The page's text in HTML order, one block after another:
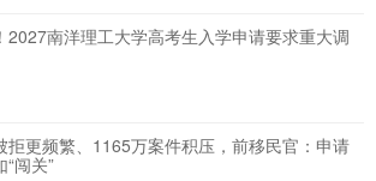
2027南洋理工大学高考生入学申请要求重大调
拒更频繁、1165万案件积压，前移民官：申请
“闯关”